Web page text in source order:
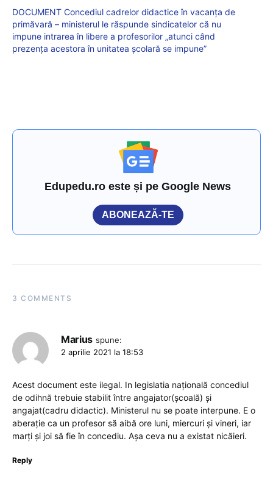
DOCUMENT Concediul cadrelor didactice în vacanța de
primăvară – ministerul le răspunde sindicatelor că nu
impune intrarea în libere a profesorilor „atunci când
prezența acestora în unitatea școlară se impune”
Edupedu.ro este și pe Google News
ABONEAZĂ-TE
3 COMMENTS
Marius spune:
2 aprilie 2021 la 18:53
Acest document este ilegal. In legislatia națională concediul
de odihnă trebuie stabilit între angajator(școală) și
angajat(cadru didactic). Ministerul nu se poate interpune. E o
aberație ca un profesor să aibă ore luni, miercuri și vineri, iar
marți și joi să fie în concediu. Așa ceva nu a existat nicăieri.
Reply